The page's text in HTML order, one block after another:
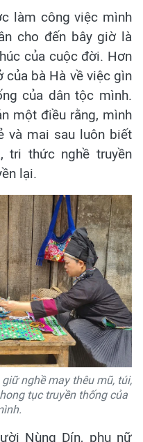
làm công việc mình
cho đến bây giờ là
của cuộc đời. Hơn
của bà Hà về việc gìn
của dân tộc mình.
một điều rằng, mình
và mai sau luôn biết
tri thức nghề truyền
lại.
nghề may thêu mũ, túi,
tục truyền thống của
Nùng Dín, phụ nữ